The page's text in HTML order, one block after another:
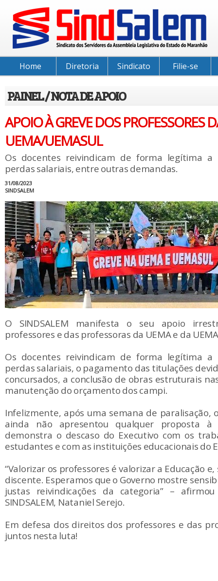
Home Diretoria Sindicato Filie-se
PAINEL / NOTA DE APOIO
APOIO À GREVE DOS PROFESSORES
UEMA/UEMASUL
Os docentes reivindicam de forma legítima a
perdas salariais, entre outras demandas.
31/08/2023
SINDSALEM
O SINDSALEM manifesta o seu apoio
professores e das professoras da UEMA e da
Os docentes reivindicam de forma legítima a
perdas salariais, o pagamento das titulações
concursados, a conclusão de obras estruturais
manutenção do orçamento dos campi.
Infelizmente, após uma semana de paralisação,
ainda não apresentou qualquer proposta
demonstra o descaso do Executivo com os
estudantes e com as instituições educacionais do
“Valorizar os professores é valorizar a Educação
discente. Esperamos que o Governo mostre
justas reivindicações da categoria” –
SINDSALEM, Nataniel Serejo.
Em defesa dos direitos dos professores e das
juntos nesta luta!